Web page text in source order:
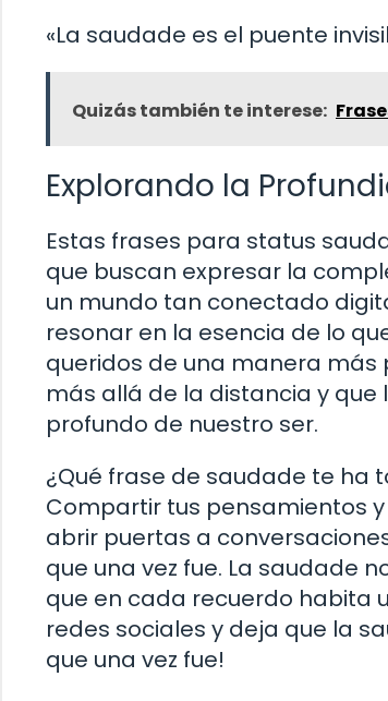
«La saudade es el puente
Quizás también te interese:
Explorando la
Estas frases para status
que buscan expresar la
un mundo tan conectado
resonar en la esencia de lo
queridos de una manera
más allá de la distancia y
profundo de nuestro ser.
¿Qué frase de saudade te ha
Compartir tus pensamientos
abrir puertas a
que una vez fue. La saudade
que en cada recuerdo habita
redes sociales y deja que la
que una vez fue!